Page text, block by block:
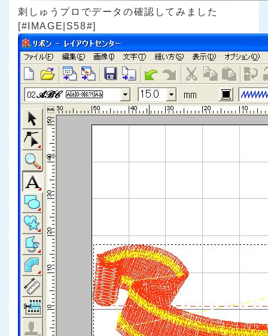
刺しゅうプロでデータの確認してみました
[#IMAGE|S58#]